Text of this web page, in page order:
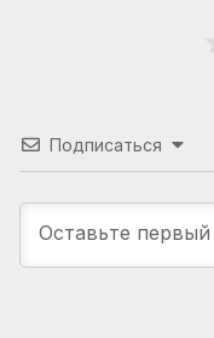
Подписаться